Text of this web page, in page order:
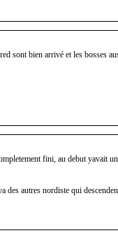
sont bien arrivé et les bosses
fini, au debut yavait
des autres nordiste qui